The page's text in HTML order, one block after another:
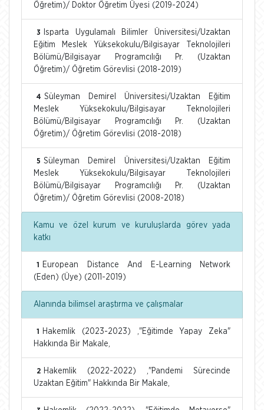
Öğretim)/ Doktor Öğretim Üyesi (2019-2024)
3
Isparta Uygulamalı Bilimler Üniversitesi/Uzaktan
Eğitim Meslek Yüksekokulu/Bilgisayar Teknolojileri
Bölümü/Bilgisayar Programcılığı Pr. (Uzaktan
Öğretim)/ Öğretim Görevlisi (2018-2019)
4 Süleyman Demirel Üniversitesi/Uzaktan Eğitim
Meslek Yüksekokulu/Bilgisayar Teknolojileri
Bölümü/Bilgisayar Programcılığı Pr. (Uzaktan
Öğretim)/ Öğretim Görevlisi (2018-2018)
5 Süleyman Demirel Üniversitesi/Uzaktan Eğitim
Meslek Yüksekokulu/Bilgisayar Teknolojileri
Bölümü/Bilgisayar Programcılığı Pr. (Uzaktan
Öğretim)/ Öğretim Görevlisi (2008-2018)
Kamu ve özel kurum ve kuruluşlarda görev yada
katkı
1
European Distance And E-Learning Network
(Eden) (Üye) (2011-2019)
Alanında bilimsel araştırma ve çalışmalar
1
Hakemlik (2023-2023) ,"Eğitimde Yapay Zeka"
Hakkında Bir Makale,
2 Hakemlik (2022-2022) ,"Pandemi Sürecinde
Uzaktan Eğitim" Hakkında Bir Makale,